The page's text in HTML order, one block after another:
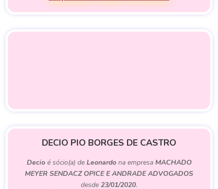
DECIO PIO BORGES DE CASTRO
Decioé sócio(a) de Leonardona empresa MACHADO
MEYER SENDACZ OPICE E ANDRADE ADVOGADOS
desde 23/01/2020.